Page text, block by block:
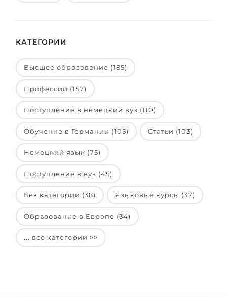
КАТЕГОРИИ
Высшее образование (185)
Профессии (157)
Поступление в немецкий вуз (110)
Обучение в Германии (105) Статьи (103)
Немецкий язык (75)
Поступление в вуз (45)
Без категории (38) Языковые курсы (37)
Образование в Европе (34)
... все категории >>